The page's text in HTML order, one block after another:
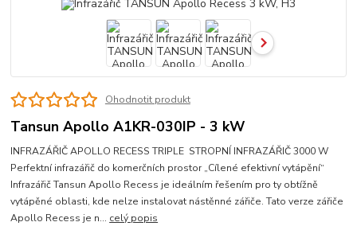
Ohodnotit produkt
Tansun Apollo A1KR-030IP - 3 kW
INFRAZÁŘIČ APOLLO RECESS TRIPLE STROPNÍ INFRAZÁŘIČ 3000 W
Perfektní infrazářič do komerčních prostor „Cílené efektivní vytápění“
Infrazářič Tansun Apollo Recess je ideálním řešením pro ty obtížně
vytápěné oblasti, kde nelze instalovat nástěnné zářiče. Tato verze zářiče
Apollo Recess je n... celý popis